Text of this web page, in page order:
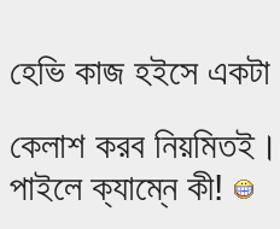
হেভি কাজ হইসে একটা
কেলাশ করব
পাইলে ক্যাম্নে কী!